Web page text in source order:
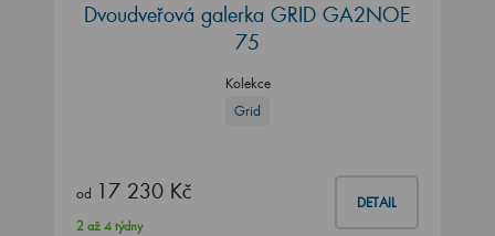
Dvoudveřová galerka GRID GA2NOE
75
Kolekce
Grid
od 17 230 Kč DETAIL
2 až 4 týdny